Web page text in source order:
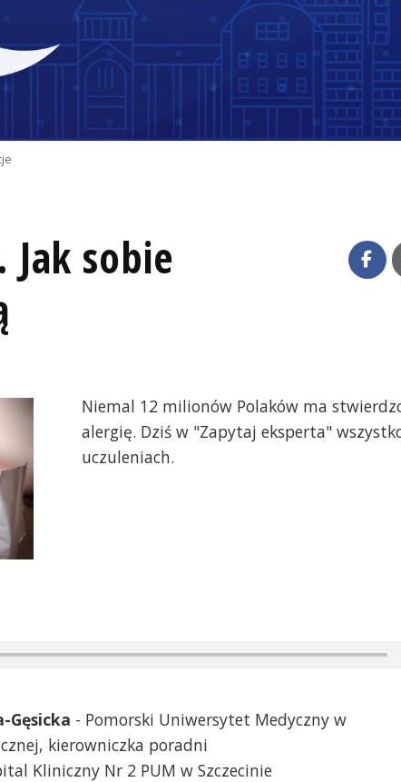
sobie
Niemal 12 milionów Polaków ma
alergię. Dziś w "Zapytaj eksperta"
uczuleniach.
Gęsicka - Pomorski Uniwersytet Medyczny w
kierowniczka poradni
Kliniczny Nr 2 PUM w Szczecinie